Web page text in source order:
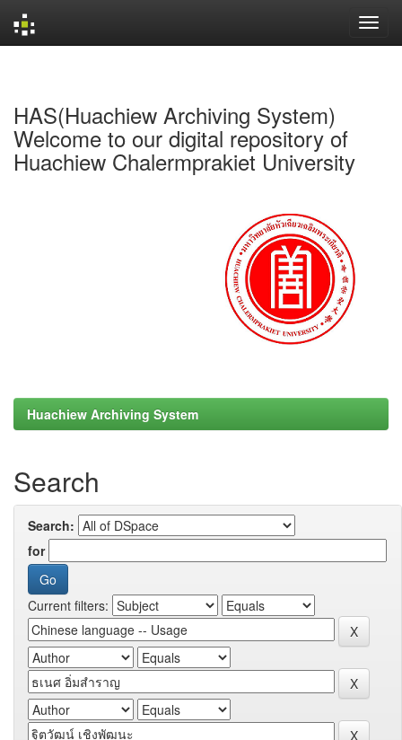
HAS(Huachiew Archiving System)
Welcome to our digital repository of
Huachiew Chalermprakiet University
Huachiew Archiving System
Search
Search:
for
Current filters: